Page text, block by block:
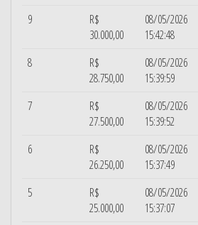
9
R$
30.000,00
08/05/2026
15:42:48
8
R$
28.750,00
08/05/2026
15:39:59
7
R$
27.500,00
08/05/2026
15:39:52
6
R$
26.250,00
08/05/2026
15:37:49
5
R$
25.000,00
08/05/2026
15:37:07